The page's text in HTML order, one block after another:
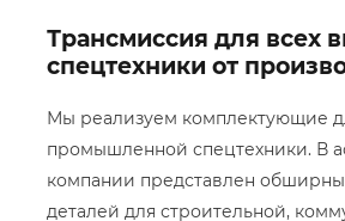
Трансмиссия для всех
спецтехники от
Мы реализуем комплектующие
промышленной спецтехники. В
компании представлен
деталей для строительной,